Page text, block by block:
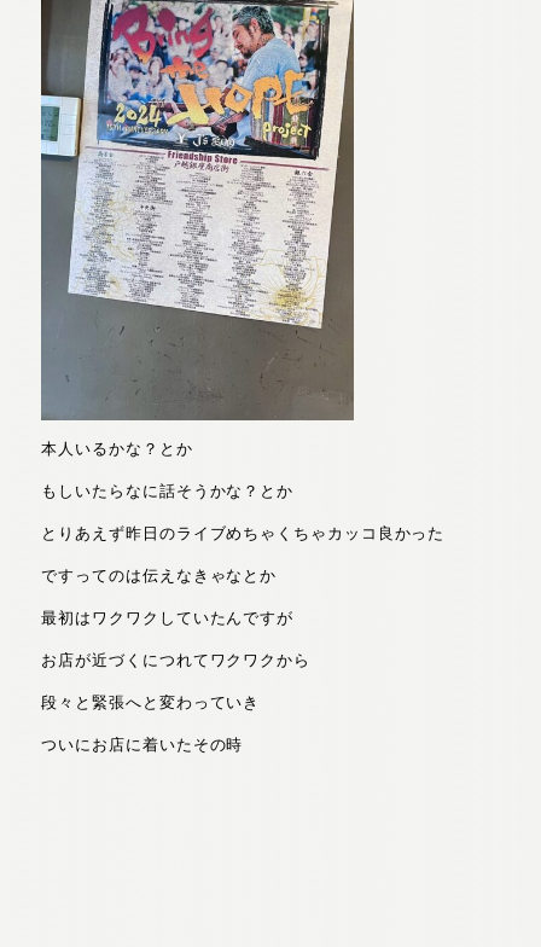
本人いるかな？とか
もしいたらなに話そうかな？とか
とりあえず昨日のライブめちゃくちゃカッコ良かった
ですってのは伝えなきゃなとか
最初はワクワクしていたんですが
お店が近づくにつれてワクワクから
段々と緊張へと変わっていき
ついにお店に着いたその時